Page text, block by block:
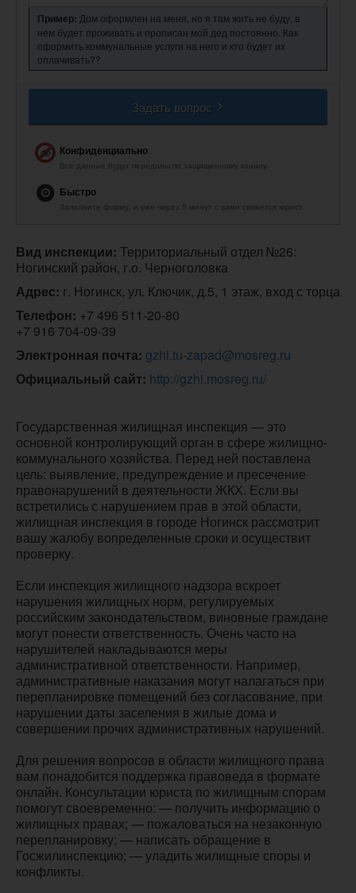
Пример: Дом оформлен на меня, но я там жить не буду, в
нем будет проживать и прописан мой дед постоянно. Как
оформить коммунальные услуги на него и кто будет их
оплачивать??
Задать вопрос
Конфиденциально
Все данные будут переданы по защищенному каналу.
Быстро
Заполните форму, и уже через 5 минут с вами свяжется юрист.
Вид инспекции: Территориальный отдел №26:
Ногинский район, г.о. Черноголовка
Адрес: г. Ногинск, ул. Ключик, д.5, 1 этаж, вход с торца
Телефон: +7 496 511-20-80
+7 916 704-09-39
Электронная почта: gzhi.tu-zapad@mosreg.ru
Официальный сайт: http://gzhi.mosreg.ru/
Государственная жилищная инспекция — это
основной контролирующий орган в сфере жилищно-
коммунального хозяйства. Перед ней поставлена
цель: выявление, предупреждение и пресечение
правонарушений в деятельности ЖКХ. Если вы
встретились с нарушением прав в этой области,
жилищная инспекция в городе Ногинск рассмотрит
вашу жалобу вопределенные сроки и осуществит
проверку.
Если инспекция жилищного надзора вскроет
нарушения жилищных норм, регулируемых
российским законодательством, виновные граждане
могут понести ответственность. Очень часто на
нарушителей накладываются меры
административной ответственности. Например,
административные наказания могут налагаться при
перепланировке помещений без согласование, при
нарушении даты заселения в жилые дома и
совершении прочих административных нарушений.
Для решения вопросов в области жилищного права
вам понадобится поддержка правоведа в формате
онлайн. Консультации юриста по жилищным спорам
помогут своевременно: — получить информацию о
жилищных правах; — пожаловаться на незаконную
перепланировку; — написать обращение в
Госжилинспекцию; — уладить жилищные споры и
конфликты.